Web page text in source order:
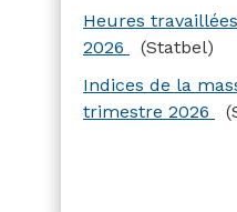
grands secteurs
l’industrie, la
Heures
2026
(Statbel)
Indices de la
trimestre 2026